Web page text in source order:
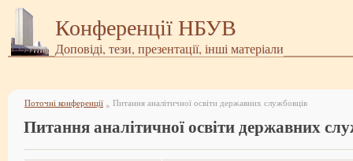
Конференції НБУВ
Доповіді, тези, презентації, інші матеріали
Поточні конференції » Питання аналітичної освіти державних службовців
Питання аналітичної освіти державних